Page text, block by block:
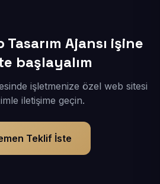
Tasarım Ajansı işine
başlayalım
işletmenize özel web sitesi
iletişime geçin.
Teklif İste